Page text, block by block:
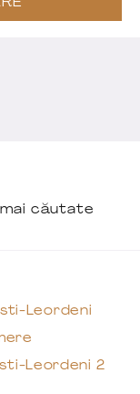
căutate
Leordeni
Leordeni 2